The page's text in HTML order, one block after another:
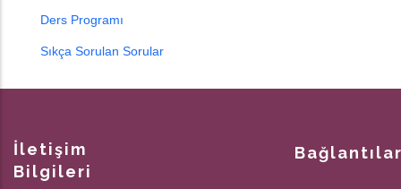
Ders Programı
Sıkça Sorulan Sorular
İletişim
Bilgileri